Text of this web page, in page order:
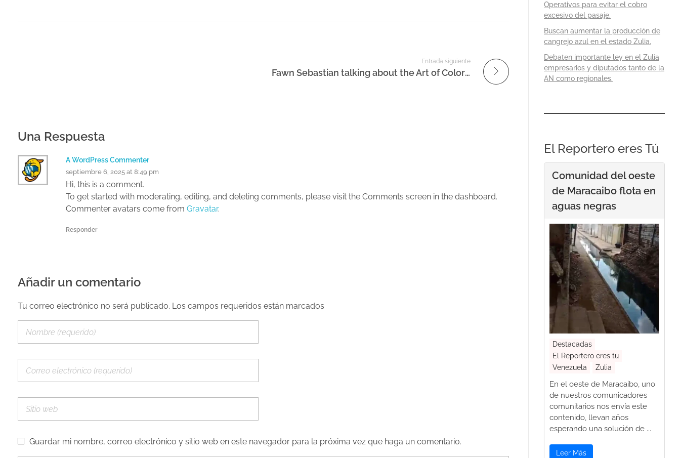
Entrada siguiente
Fawn Sebastian talking about the Art of Color Correction, Part One
Una Respuesta
A WordPress Commenter
septiembre 6, 2025 at 8:49 pm
Hi, this is a comment.
To get started with moderating, editing, and deleting comments, please visit the Comments screen in the dashboard.
Commenter avatars come from Gravatar.
Responder
Añadir un comentario
Tu correo electrónico no será publicado. Los campos requeridos están marcados
Guardar mi nombre, correo electrónico y sitio web en este navegador para la próxima vez que haga un comentario.
Operativos para evitar el cobro
excesivo del pasaje.
Buscan aumentar la producción de
cangrejo azul en el estado Zulia.
Debaten importante ley en el Zulia
empresarios y diputados tanto de la
AN como regionales.
El Reportero eres Tú
Comunidad del oeste
de Maracaibo flota en
aguas negras
Destacadas
El Reportero eres tu
Venezuela
Zulia
En el oeste de Maracaibo, uno
de nuestros comunicadores
comunitarios nos envía este
contenido, llevan años
esperando una solución de ...
Leer Más